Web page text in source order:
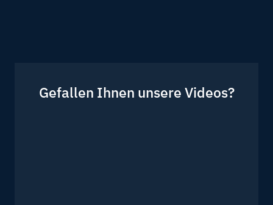
Gefallen Ihnen unsere Videos?